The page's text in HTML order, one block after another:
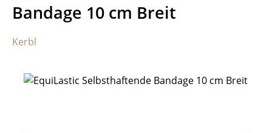
Bandage 10 cm Breit
Kerbl
Bildergalerie überspringen